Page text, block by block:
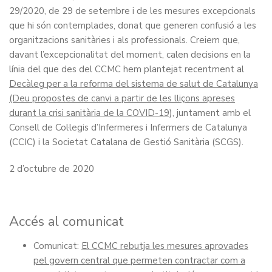
29/2020, de 29 de setembre i de les mesures excepcionals
que hi són contemplades, donat que generen confusió a les
organitzacions sanitàries i als professionals. Creiem que,
davant l’excepcionalitat del moment, calen decisions en la
línia del que des del CCMC hem plantejat recentment al
Decàleg per a la reforma del sistema de salut de Catalunya
(Deu propostes de canvi a partir de les lliçons apreses
durant la crisi sanitària de la COVID-19), juntament amb el
Consell de Col·legis d’Infermeres i Infermers de Catalunya
(CCIC) i la Societat Catalana de Gestió Sanitària (SCGS).
2 d’octubre de 2020
Accés al comunicat
Comunicat: El CCMC rebutja les mesures aprovades
pel govern central que permeten contractar com a